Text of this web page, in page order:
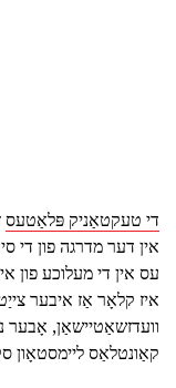
די טעקטאַניק פּלאַטעס
אין דער מדרגה פון די
איז קלאָר אַז איבער
וועדזשאַטיישאַן, אָבער
קאַונטלאַס ליימסטאָון